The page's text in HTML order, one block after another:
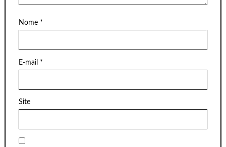
Nome *
E-mail *
Site